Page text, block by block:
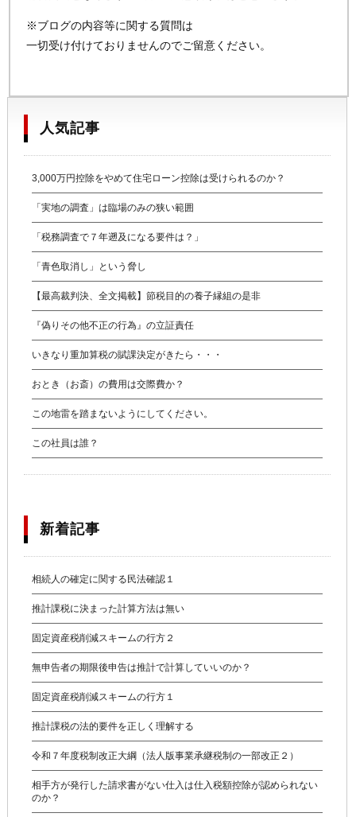
※ブログの内容等に関する質問は
一切受け付けておりませんのでご留意ください。
人気記事
3,000万円控除をやめて住宅ローン控除は受けられるのか？
「実地の調査」は臨場のみの狭い範囲
「税務調査で７年遡及になる要件は？」
「青色取消し」という脅し
【最高裁判決、全文掲載】節税目的の養子縁組の是非
『偽りその他不正の行為』の立証責任
いきなり重加算税の賦課決定がきたら・・・
おとき（お斎）の費用は交際費か？
この地雷を踏まないようにしてください。
この社員は誰？
新着記事
相続人の確定に関する民法確認１
推計課税に決まった計算方法は無い
固定資産税削減スキームの行方２
無申告者の期限後申告は推計で計算していいのか？
固定資産税削減スキームの行方１
推計課税の法的要件を正しく理解する
令和７年度税制改正大綱（法人版事業承継税制の一部改正２）
相手方が発行した請求書がない仕入は仕入税額控除が認められない
のか？